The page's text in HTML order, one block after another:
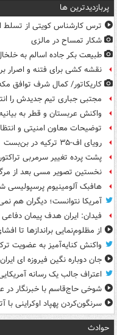
پربازدیدترین ها
ترس کارشناس کویتی از تسلط
شکار تمساح در مالزی
طبیعت بکر جاده اسالم به
نقشه کشی برای فتنه و اصرار
کاریکاتور/ کمال شرف توافق
مجتبی جباری تیم جدیدش را
واکنش عربستان و قطر به
توضیحات معاون امنیتی و
رویای اف-۳۵ ترکیه در بن‌بست
پشت پرده تغییر سرمربی تراکتور
نخستین تصویر مسی بعد از
هافبک آلومینیوم پرسپولیسی
آمریکا نتوانست؛ دیگران هم
فیدان: ایران هدف پیمان
از مظلوم‌نمایی براندازها تا
واکنش کنایه‌آمیز به عضویت
جان دوباره نگین فیروزه ای
اعتراف جالب یک رسانه
شوخی حاج‌قاسم با خبرنگار در
سرنگون‌کردن پهپاد اوکراینی
حوادث